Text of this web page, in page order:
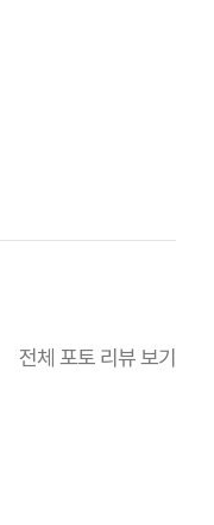
전체 포토 리뷰 보기